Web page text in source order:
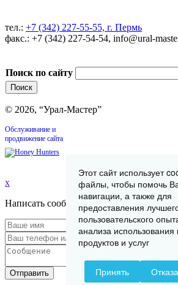
тел.: +7 (342) 227-55-55, г. Пермь
факс.: +7 (342) 227-54-54, info@ural-
Поиск по сайту
© 2026, “Урал-Мастер”
Обслуживание и
продвижение сайта
x
Написать сообщение
Отправить
Этот сайт использует
файлы, чтобы помочь
навигации, а также для
предоставления
пользовательского
анализа
продуктов и услуг
Принять